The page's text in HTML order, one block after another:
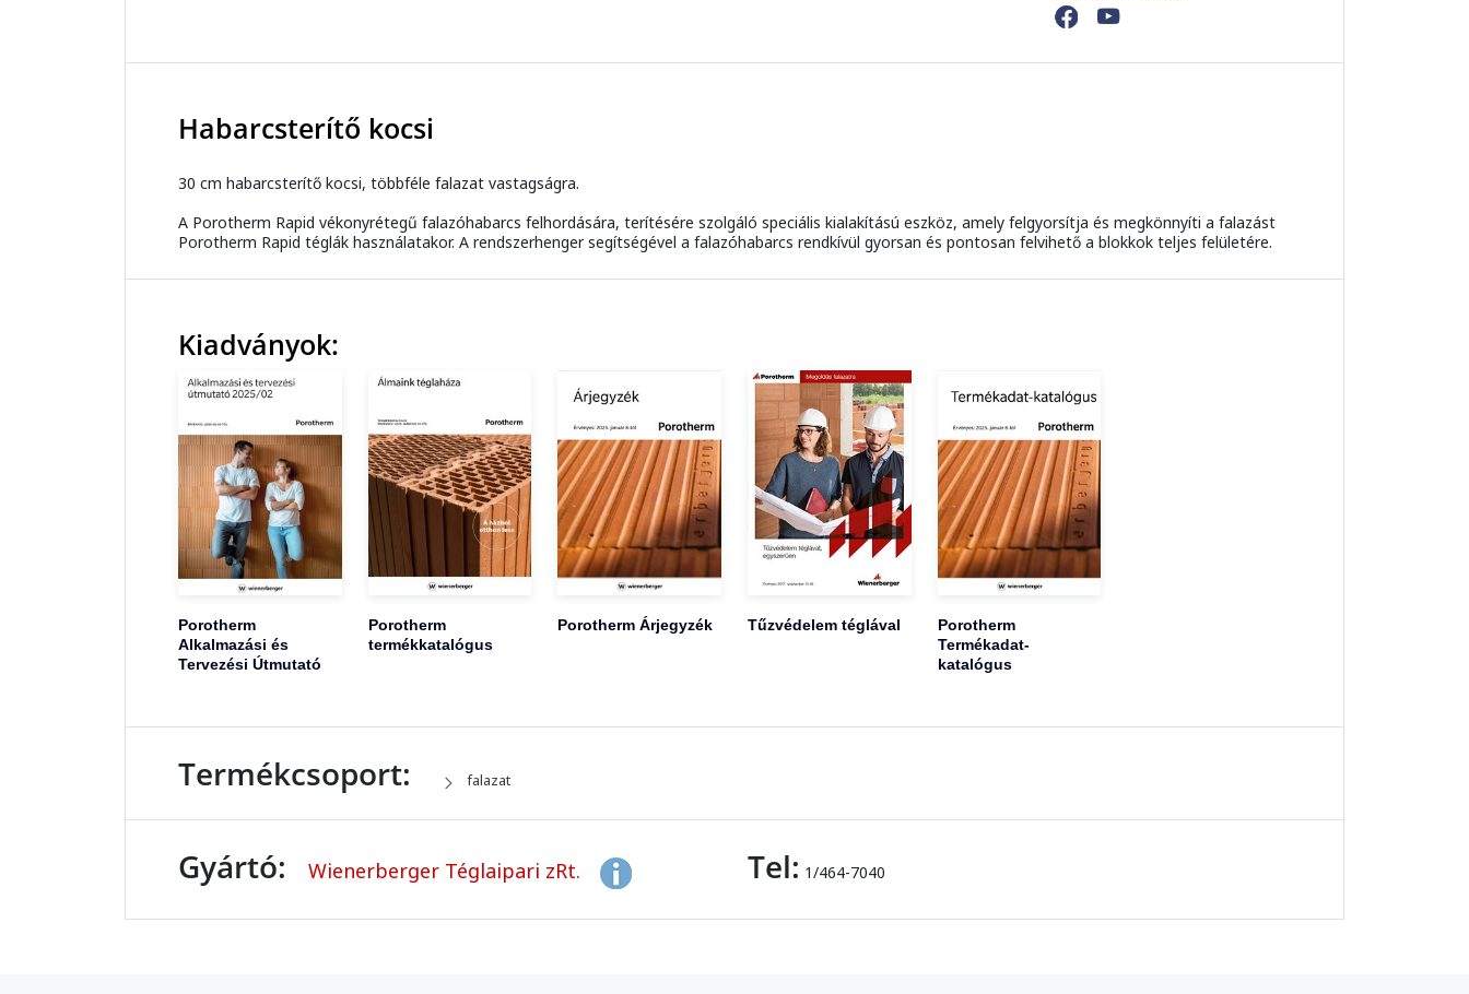
Habarcsterítő kocsi
30 cm habarcsterítő kocsi, többféle falazat vastagságra.
A Porotherm Rapid vékonyrétegű falazóhabarcs felhordására, terítésére szolgáló speciális kialakítású eszköz, amely felgyorsítja és megkönnyíti a falazást
Porotherm Rapid téglák használatakor. A rendszerhenger segítségével a falazóhabarcs rendkívül gyorsan és pontosan felvihető a blokkok teljes felületére.
Kiadványok:
Porotherm
Alkalmazási és
Tervezési Útmutató
Porotherm
termékkatalógus
Porotherm Árjegyzék Tűzvédelem téglával
Porotherm
Termékadat-
katalógus
Termékcsoport: falazat
Gyártó: Wienerberger Téglaipari zRt. Tel: 1/464-7040